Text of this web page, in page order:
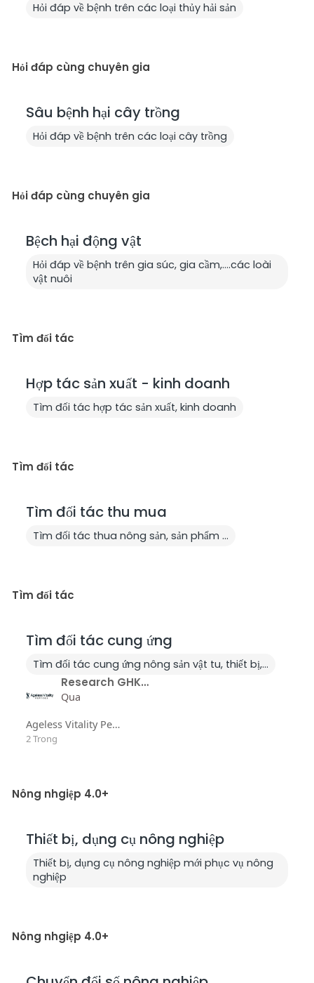
Hỏi đáp về bệnh trên các loại thủy hải sản
Hỏi đáp cùng chuyên gia
Sâu bệnh hại cây trồng
Hỏi đáp về bệnh trên các loại cây trồng
Hỏi đáp cùng chuyên gia
Bệch hại động vật
Hỏi đáp về bệnh trên gia súc, gia cầm,....các loài
vật nuôi
Tìm đối tác
Hợp tác sản xuất - kinh doanh
Tìm đối tác hợp tác sản xuất, kinh doanh
Tìm đối tác
Tìm đối tác thu mua
Tìm đối tác thua nông sản, sản phẩm ...
Tìm đối tác
Tìm đối tác cung ứng
Tìm đối tác cung ứng nông sản vật tu, thiết bị,...
Research GHK-Cu | Buy GHK-Cu Peptide &am..
Qua
Ageless Vitality Peptides
2 Trong
Nông nhgiệp 4.0+
Thiết bị, dụng cụ nông nghiệp
Thiết bị, dụng cụ nông nghiệp mới phục vụ nông
nghiệp
Nông nhgiệp 4.0+